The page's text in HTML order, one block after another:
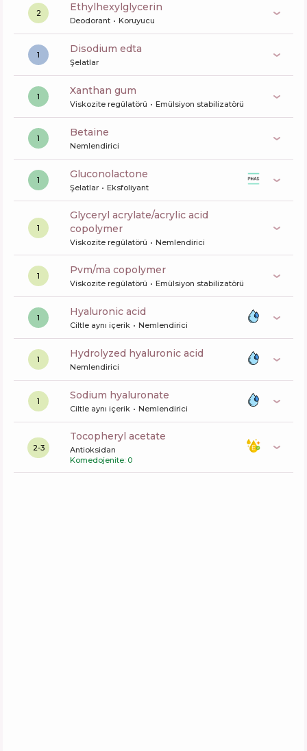
2 ethylhexylglycerin
Deodorant Koruyucu
1 disodium edta
Şelatlar
1 xanthan gum
Viskozite regülatörü Emülsiyon stabilizatörü
1 betaine
Nemlendirici
1 gluconolactone
Şelatlar Eksfoliyant
1
glyceryl acrylate/acrylic acid
copolymer
Viskozite regülatörü Nemlendirici
1 pvm/ma copolymer
Viskozite regülatörü Emülsiyon stabilizatörü
1 hyaluronic acid
Ciltle aynı içerik Nemlendirici
1 hydrolyzed hyaluronic acid
Nemlendirici
1 sodium hyaluronate
Ciltle aynı içerik Nemlendirici
2-3
tocopheryl acetate
Antioksidan
Komedojenite: 0